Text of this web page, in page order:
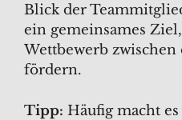
Blick der
ein gemeinsames
Wettbewerb zwischen
fördern.
Tipp: Häufig macht